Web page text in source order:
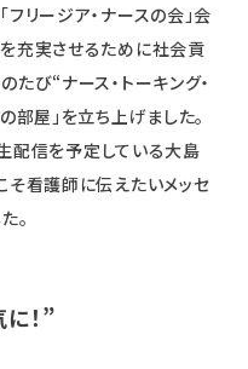
リージア・ナースの会」会
充実させるために社会貢
たび“ナース・トーキング・
部屋」を立ち上げました。
配信を予定している大島
そ看護師に伝えたいメッセ
。
！”